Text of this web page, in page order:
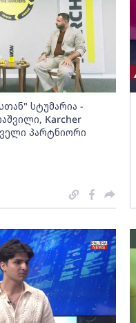
სტუმარია -
Karcher
პარტნიორი